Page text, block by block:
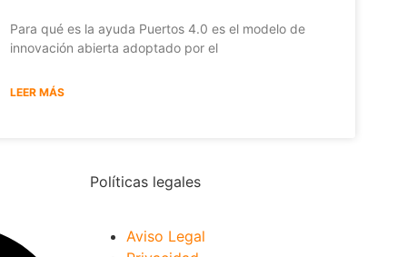
Para qué es la ayuda Puertos 4.0 es el modelo de
innovación abierta adoptado por el
LEER MÁS
Políticas legales
Aviso Legal